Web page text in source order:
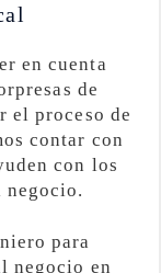
en cuenta
de
el proceso de
contar con
con los
negocio.
para
negocio en